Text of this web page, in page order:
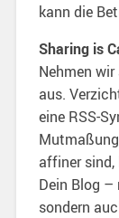
kann die
Sharing is
Nehmen
aus.
eine RSS-
affiner
Dein Blog –
sondern